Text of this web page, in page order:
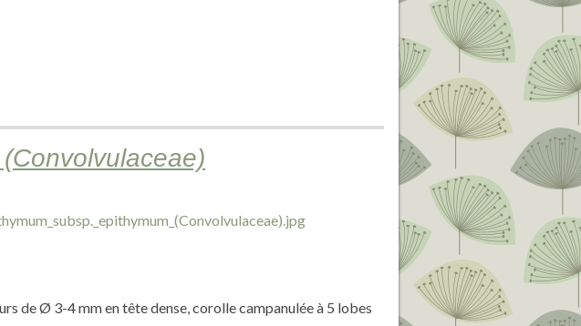
de Ø 3-4 mm en tête dense, corolle campanulée à 5 lobes